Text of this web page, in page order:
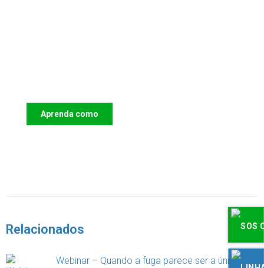
Aprenda como
Relacionados
Webinar – Quando a fuga parece ser a única